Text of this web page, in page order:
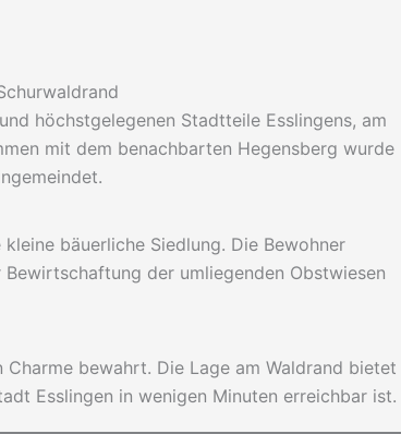
höchstgelegenen Stadtteile Esslingens, am
mit dem benachbarten Hegensberg wurde
bäuerliche Siedlung. Die Bewohner
der umliegenden Obstwiesen
bewahrt. Die Lage am Waldrand bietet
Esslingen in wenigen Minuten erreichbar ist.